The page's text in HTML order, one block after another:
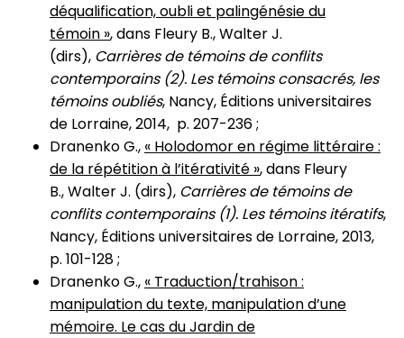
déqualification, oubli et palingénésie du
témoin », dans Fleury B., Walter J.
(dirs), Carrières de témoins de conflits
contemporains (2). Les témoins consacrés, les
témoins oubliés, Nancy, Éditions universitaires
de Lorraine, 2014, p. 207-236 ;
Dranenko G., « Holodomor en régime littéraire :
de la répétition à l’itérativité », dans Fleury
B., Walter J. (dirs), Carrières de témoins de
conflits contemporains (1). Les témoins itératifs,
Nancy, Éditions universitaires de Lorraine, 2013,
p. 101-128 ;
Dranenko G., « Traduction/trahison :
manipulation du texte, manipulation d’une
mémoire. Le cas du Jardin de